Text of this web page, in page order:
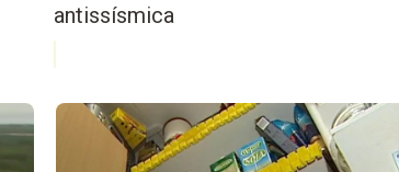
antissísmica